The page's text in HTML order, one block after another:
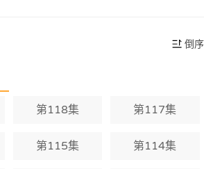
倒序
第118集 第117集
第115集 第114集